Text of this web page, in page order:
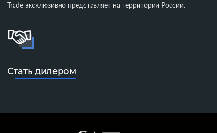
Trade эксклюзивно представляет на территории России.
Стать дилером